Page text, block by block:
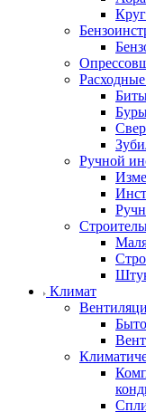
Ручной
Климат